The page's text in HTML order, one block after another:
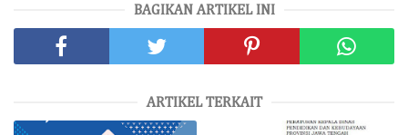
BAGIKAN ARTIKEL INI
ARTIKEL TERKAIT